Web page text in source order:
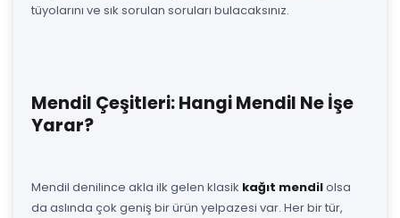
tüyolarını ve sık sorulan soruları bulacaksınız.
Mendil Çeşitleri: Hangi Mendil Ne İşe
Yarar?
Mendil denilince akla ilk gelen klasik kağıt mendilolsa
da aslında çok geniş bir ürün yelpazesi var. Her bir tür,